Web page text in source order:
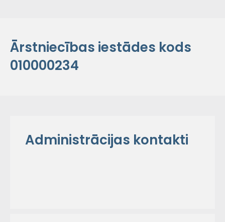
Ārstniecības iestādes kods
010000234
Administrācijas kontakti